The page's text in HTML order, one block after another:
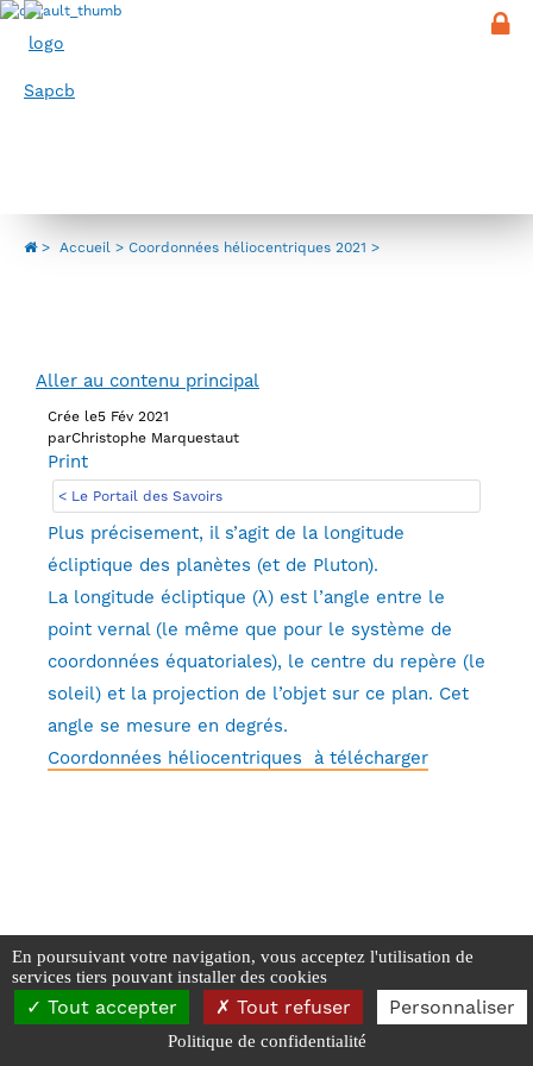
> Accueil Coordonnées héliocentriques 2021
Aller au contenu principal
Crée le5 Fév 2021
parChristophe Marquestaut
Print
< Le Portail des Savoirs
Plus précisement, il s’agit de la longitude
écliptique des planètes (et de Pluton).
La longitude écliptique (λ) est l’angle entre le
point vernal (le même que pour le système de
coordonnées équatoriales), le centre du repère (le
soleil) et la projection de l’objet sur ce plan. Cet
angle se mesure en degrés.
Coordonnées héliocentriques à télécharger
SAPCB - 2026
Mentions Légales
Réalisé par Webyc - Yann Carpentier
Panneau de gestion des cookies
En poursuivant votre navigation, vous acceptez l'utilisation de
services tiers pouvant installer des cookies
Tout accepter Tout refuser Personnaliser
Politique de confidentialité